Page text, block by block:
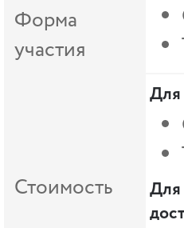
Форма
участия
Стоимость
Для
Для